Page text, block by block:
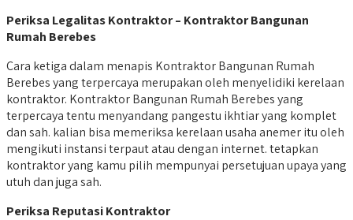
Periksa Legalitas Kontraktor – Kontraktor Bangunan
Rumah Berebes
Cara ketiga dalam menapis Kontraktor Bangunan Rumah
Berebes yang terpercaya merupakan oleh menyelidiki kerelaan
kontraktor. Kontraktor Bangunan Rumah Berebes yang
terpercaya tentu menyandang pangestu ikhtiar yang komplet
dan sah. kalian bisa memeriksa kerelaan usaha anemer itu oleh
mengikuti instansi terpaut atau dengan internet. tetapkan
kontraktor yang kamu pilih mempunyai persetujuan upaya yang
utuh dan juga sah.
Periksa Reputasi Kontraktor